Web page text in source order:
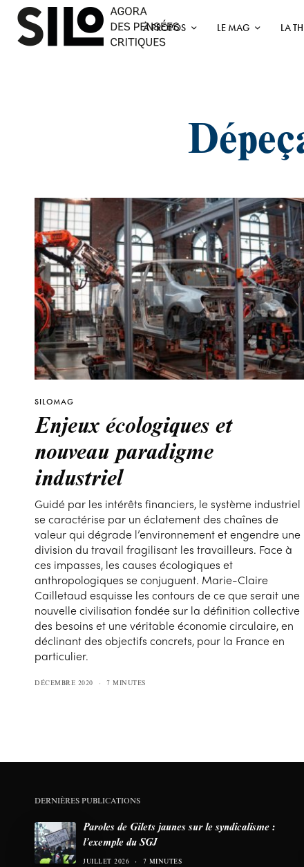
À PROPOS LE MAG LA
SILOMAG
Enjeux écologiques et
nouveau paradigme
industriel
Guidé par les intérêts financiers, le système industriel
se caractérise par un éclatement des chaînes de
valeur qui dégrade l’environnement et engendre une
division du travail fragilisant les travailleurs. Face à
ces impasses, les causes écologiques et
anthropologiques se conjuguent. Marie-Claire
Cailletaud esquisse les contours de ce que serait une
nouvelle civilisation fondée sur la définition collective
des besoins et une véritable économie circulaire, en
déclinant des objectifs concrets, pour la France en
particulier.
DÉCEMBRE 2020 7 MINUTES
DERNIÈRES PUBLICATIONS
Paroles de Gilets jaunes sur le syndicalisme :
l’exemple du SGJ
JUILLET 2026 7 MINUTES